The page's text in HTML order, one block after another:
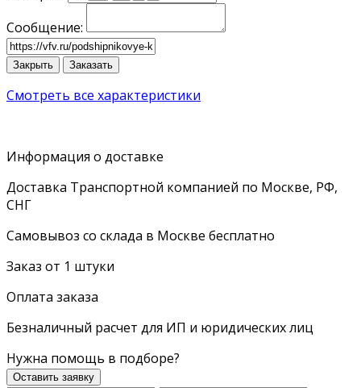
Сообщение:
Закрыть Заказать
Смотреть все характеристики
Информация о доставке
Доставка Транспортной компанией по Москве, РФ,
СНГ
Самовывоз со склада в Москве бесплатно
Заказ от 1 штуки
Оплата заказа
Безналичный расчет для ИП и юридических лиц
Нужна помощь в подборе?
Оставить заявку